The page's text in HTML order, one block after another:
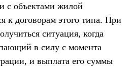
с объектами жилой
к договорам этого типа. При
ситуация, когда
в силу с момента
и выплата его суммы